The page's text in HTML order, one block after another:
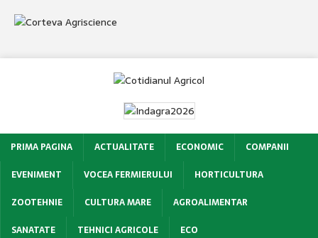
PRIMA PAGINA ACTUALITATE ECONOMIC
COMPANII
EVENIMENT
VOCEA FERMIERULUI
HORTICULTURA
ZOOTEHNIE
CULTURA MARE
AGROALIMENTAR
SANATATE
TEHNICI AGRICOLE
ECO